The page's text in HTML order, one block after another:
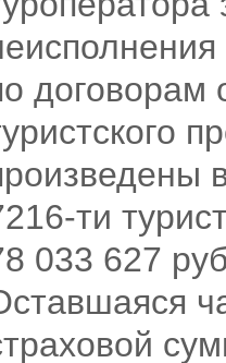
договорам
ти
033 627